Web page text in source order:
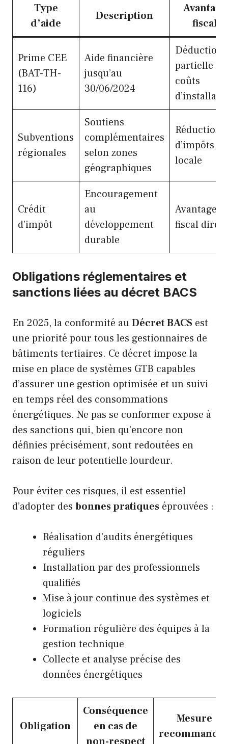
Type
d’aide
Description
Avantage
fiscal
Prime CEE
(BAT-TH-
116)
Aide financière
jusqu’au
30/06/2024
Déduction
partielle
coûts
Subventions
régionales
Soutiens
complémentaires
selon zones
géographiques
Réduction
d’impôts
locale
Crédit
d’impôt
Encouragement
au
développement
durable
Avantage
fiscal direct
Obligations réglementaires et
sanctions liées au décret BACS
En 2025, la conformité auDécret BACS est
une priorité pour tous les gestionnaires de
bâtiments tertiaires. Ce décret impose la
mise en place de systèmes GTB capables
d’assurer une gestion optimisée et un suivi
en temps réel des consommations
énergétiques. Ne pas se conformer expose à
des sanctions qui, bien qu’encore non
définies précisément, sont redoutées en
raison de leur potentielle lourdeur.
Pour éviter ces risques, il est essentiel
d’adopter des bonnes pratiques éprouvées :
Réalisation d’audits énergétiques
réguliers
Installation par des professionnels
qualifiés
Mise à jour continue des systèmes et
logiciels
Formation régulière des équipes à la
gestion technique
Collecte et analyse précise des
données énergétiques
Obligation
Conséquence
en cas de
Mesure